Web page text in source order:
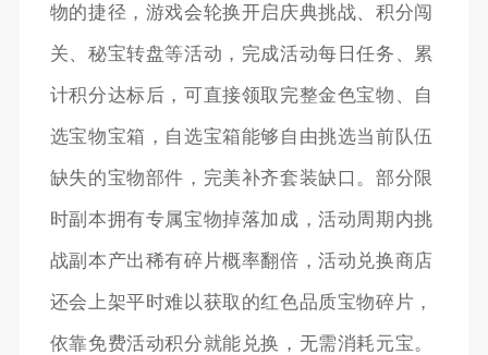
物的捷径，游戏会轮换开启庆典挑战、积分闯
关、秘宝转盘等活动，完成活动每日任务、累
计积分达标后，可直接领取完整金色宝物、自
选宝物宝箱，自选宝箱能够自由挑选当前队伍
缺失的宝物部件，完美补齐套装缺口。部分限
时副本拥有专属宝物掉落加成，活动周期内挑
战副本产出稀有碎片概率翻倍，活动兑换商店
还会上架平时难以获取的红色品质宝物碎片，
依靠免费活动积分就能兑换，无需消耗元宝。